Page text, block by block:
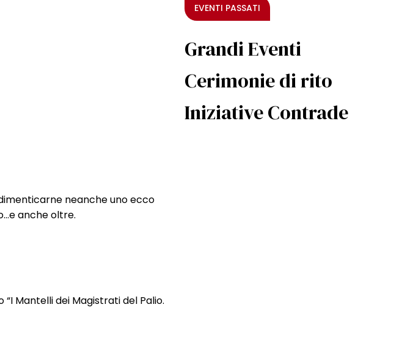
neanche uno ecco
anche oltre.
Mantelli dei Magistrati del Palio.
EVENTI PASSATI
Grandi Eventi
Cerimonie di rito
Iniziative Contrade